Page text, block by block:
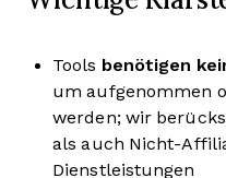
Tools benötigen
um aufgenommen
werden; wir
als auch Nicht-
Dienstleistungen